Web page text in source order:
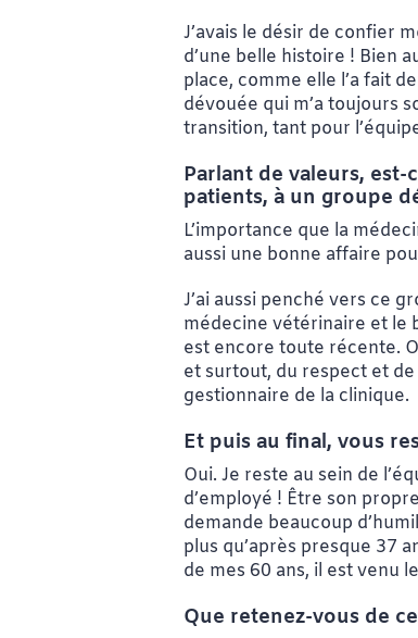
J’avais le désir de confier
d’une belle histoire ! Bien
place, comme elle l’a fait
dévouée qui m’a toujours
transition, tant pour
Parlant de valeurs,
patients, à un groupe
L’importance que la
aussi une bonne affaire
J’ai aussi penché vers ce
médecine vétérinaire et le
est encore toute récente.
et surtout, du respect et de
gestionnaire de la clinique.
Et puis au final, vous
Oui. Je reste au sein de
d’employé ! Être son
demande beaucoup
plus qu’après presque 37
de mes 60 ans, il est venu
Que retenez-vous de